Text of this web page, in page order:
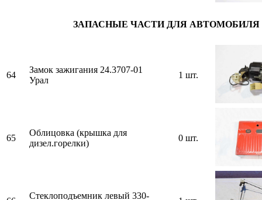
ЗАПАСНЫЕ ЧАСТИ ДЛЯ АВТОМОБИЛЯ
64
Замок зажигания 24.3707-01
Урал
1 шт.
65
Облицовка (крышка для
дизел.горелки)
0 шт.
Стеклоподъемник левый 330-